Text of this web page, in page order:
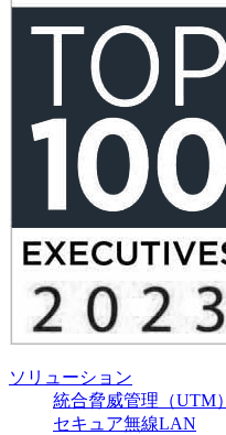
ソリューション
統合脅威管理（UTM）
セキュア無線LAN